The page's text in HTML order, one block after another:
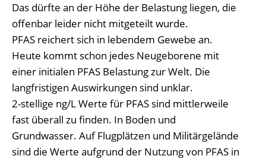
Das dürfte an der Höhe der Belastung liegen, die
offenbar leider nicht mitgeteilt wurde.
PFAS reichert sich in lebendem Gewebe an.
Heute kommt schon jedes Neugeborene mit
einer initialen PFAS Belastung zur Welt. Die
langfristigen Auswirkungen sind unklar.
2-stellige ng/L Werte für PFAS sind mittlerweile
fast überall zu finden. In Boden und
Grundwasser. Auf Flugplätzen und Militärgelände
sind die Werte aufgrund der Nutzung von PFAS in